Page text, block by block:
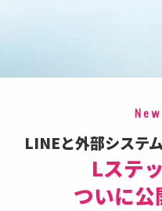
LINEと外部システ
Lステ
ついに公